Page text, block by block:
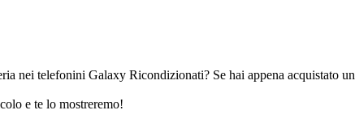
nei telefonini Galaxy Ricondizionati? Se hai appena acquistato un
e te lo mostreremo!